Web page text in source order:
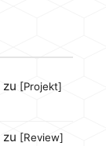
zu [Projekt]
zu [Review]